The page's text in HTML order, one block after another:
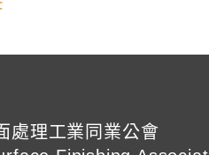
處理工業同業公會